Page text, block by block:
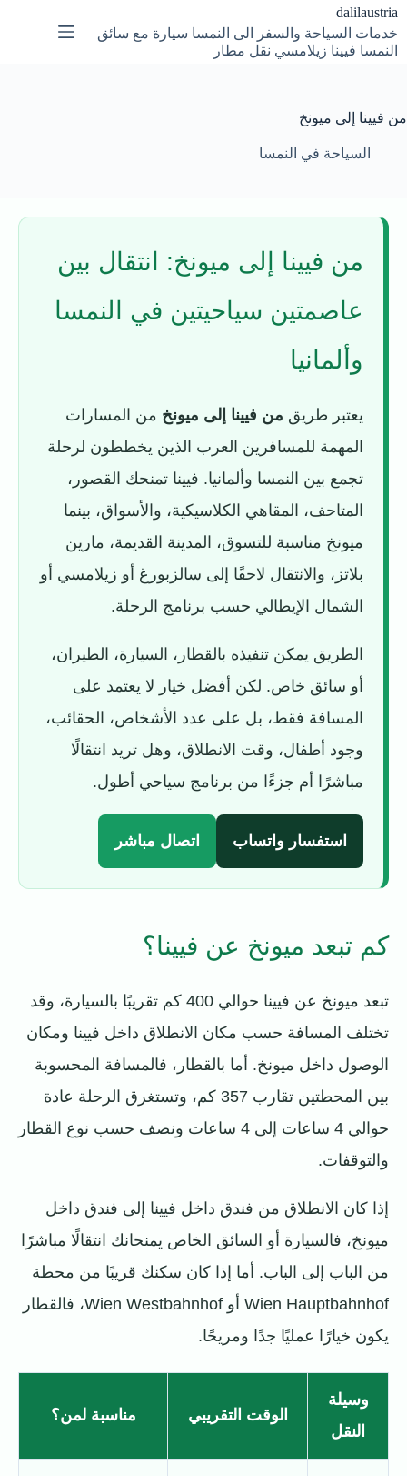
التجاوز
المحتوى
dalilaustria
خدمات السياحة والسفر الى النمسا سيارة مع سائق
النمسا فيينا زيلامسي نقل مطار
من فيينا إلى ميونخ
السياحة في النمسا
من فيينا إلى ميونخ: انتقال بين
عاصمتين سياحيتين في النمسا
وألمانيا
يعتبر طريق من فيينا إلى ميونخ من المسارات
المهمة للمسافرين العرب الذين يخططون لرحلة
تجمع بين النمسا وألمانيا. فيينا تمنحك القصور،
المتاحف، المقاهي الكلاسيكية، والأسواق، بينما
ميونخ مناسبة للتسوق، المدينة القديمة، مارين
بلاتز، والانتقال لاحقًا إلى سالزبورغ أو زيلامسي أو
الشمال الإيطالي حسب برنامج الرحلة.
الطريق يمكن تنفيذه بالقطار، السيارة، الطيران،
أو سائق خاص. لكن أفضل خيار لا يعتمد على
المسافة فقط، بل على عدد الأشخاص، الحقائب،
وجود أطفال، وقت الانطلاق، وهل تريد انتقالًا
مباشرًا أم جزءًا من برنامج سياحي أطول.
استفسار واتساب اتصال مباشر
كم تبعد ميونخ عن فيينا؟
تبعد ميونخ عن فيينا حوالي 400 كم تقريبًا بالسيارة، وقد
تختلف المسافة حسب مكان الانطلاق داخل فيينا ومكان
الوصول داخل ميونخ. أما بالقطار، فالمسافة المحسوبة
بين المحطتين تقارب 357 كم، وتستغرق الرحلة عادة
حوالي 4 ساعات إلى 4 ساعات ونصف حسب نوع القطار
والتوقفات.
إذا كان الانطلاق من فندق داخل فيينا إلى فندق داخل
ميونخ، فالسيارة أو السائق الخاص يمنحانك انتقالًا مباشرًا
من الباب إلى الباب. أما إذا كان سكنك قريبًا من محطة
Wien Hauptbahnhof أو Wien Westbahnhof، فالقطار
يكون خيارًا عمليًا جدًا ومريحًا.
وسيلة
النقل
الوقت التقريبي مناسبة لمن؟